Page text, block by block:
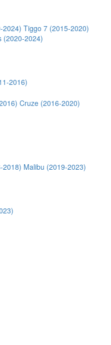
2024) Tiggo 7 (2015-2020)
(2020-2024)
2016)
Cruze (2016-2020)
2018) Malibu (2019-2023)